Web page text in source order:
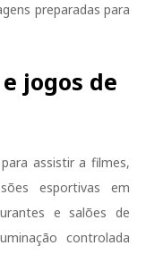
preparadas para
jogos de
assistir a filmes,
esportivas em
e salões de
controlada